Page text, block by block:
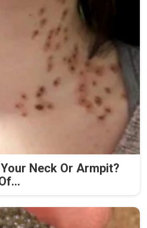
Neck Or Armpit?